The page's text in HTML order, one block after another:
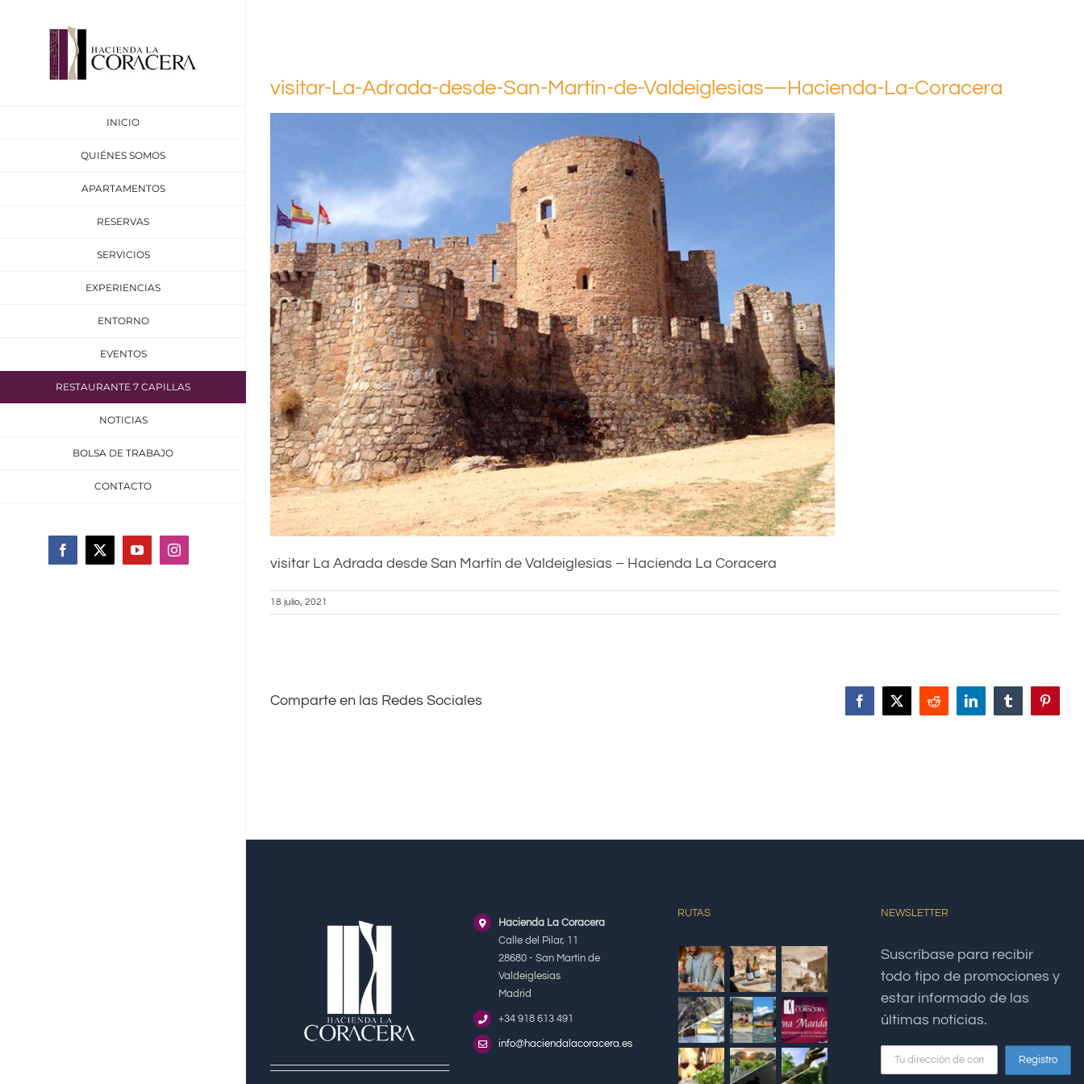
contenido
INICIO
QUIÉNES SOMOS
APARTAMENTOS
RESERVAS
SERVICIOS
EXPERIENCIAS
ENTORNO
EVENTOS
RESTAURANTE 7 CAPILLAS
NOTICIAS
BOLSA DE TRABAJO
CONTACTO
Facebook
X YouTubeInstagram
visitar-La-Adrada-desde-San-Martín-de-Valdeiglesias—Hacienda-La-Coracera
visitar La Adrada desde San Martín de Valdeiglesias – Hacienda La Coracera
18 julio, 2021
Comparte en las Redes Sociales Facebook
X Reddit LinkedInTumblr
Hacienda La Coracera
Calle del Pilar, 11
28680 - San Martín de
Valdeiglesias
Madrid
+34 918 613 491
info@haciendalacoracera.es
RUTAS NEWSLETTER
Suscríbase para recibir
todo tipo de promociones y
estar informado de las
últimas noticias.